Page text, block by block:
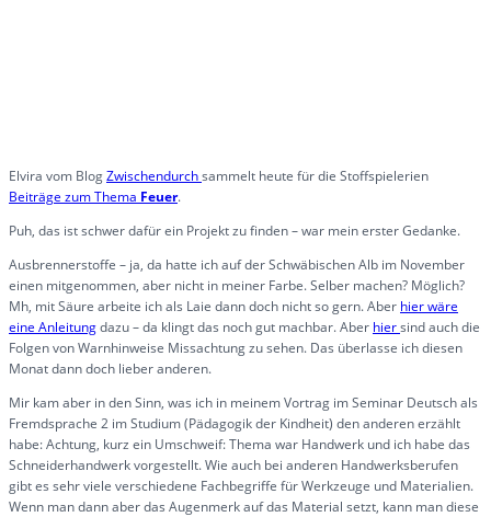
Elvira vom BlogZwischendurchsammelt heute für die Stoffspielerien
Beiträge zum Thema Feuer.
Puh, das ist schwer dafür ein Projekt zu finden – war mein erster Gedanke.
Ausbrennerstoffe – ja, da hatte ich auf der Schwäbischen Alb im November
einen mitgenommen, aber nicht in meiner Farbe. Selber machen? Möglich?
Mh, mit Säure arbeite ich als Laie dann doch nicht so gern. Aber hier wäre
eine Anleitungdazu – da klingt das noch gut machbar. Aber hiersind auch die
Folgen von Warnhinweise Missachtung zu sehen. Das überlasse ich diesen
Monat dann doch lieber anderen.
Mir kam aber in den Sinn, was ich in meinem Vortrag im Seminar Deutsch als
Fremdsprache 2 im Studium (Pädagogik der Kindheit) den anderen erzählt
habe: Achtung, kurz ein Umschweif: Thema war Handwerk und ich habe das
Schneiderhandwerk vorgestellt. Wie auch bei anderen Handwerksberufen
gibt es sehr viele verschiedene Fachbegriffe für Werkzeuge und Materialien.
Wenn man dann aber das Augenmerk auf das Material setzt, kann man diese